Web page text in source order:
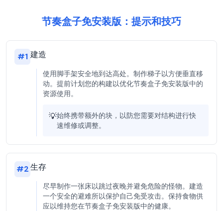
节奏盒子免安装版：提示和技巧
#1 建造
使用脚手架安全地到达高处。制作梯子以方便垂直移
动。提前计划您的构建以优化节奏盒子免安装版中的
资源使用。
💡始终携带额外的块，以防您需要对结构进行快
速维修或调整。
#2生存
尽早制作一张床以跳过夜晚并避免危险的怪物。建造
一个安全的避难所以保护自己免受攻击。保持食物供
应以维持您在节奏盒子免安装版中的健康。